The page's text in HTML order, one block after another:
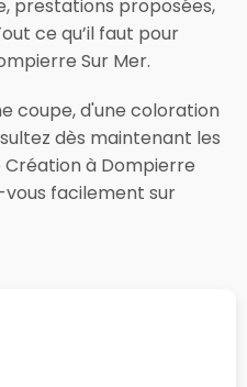
prestations proposées,
ce qu’il faut pour
Sur Mer.
coupe, d'une coloration
dès maintenant les
à Dompierre
facilement sur